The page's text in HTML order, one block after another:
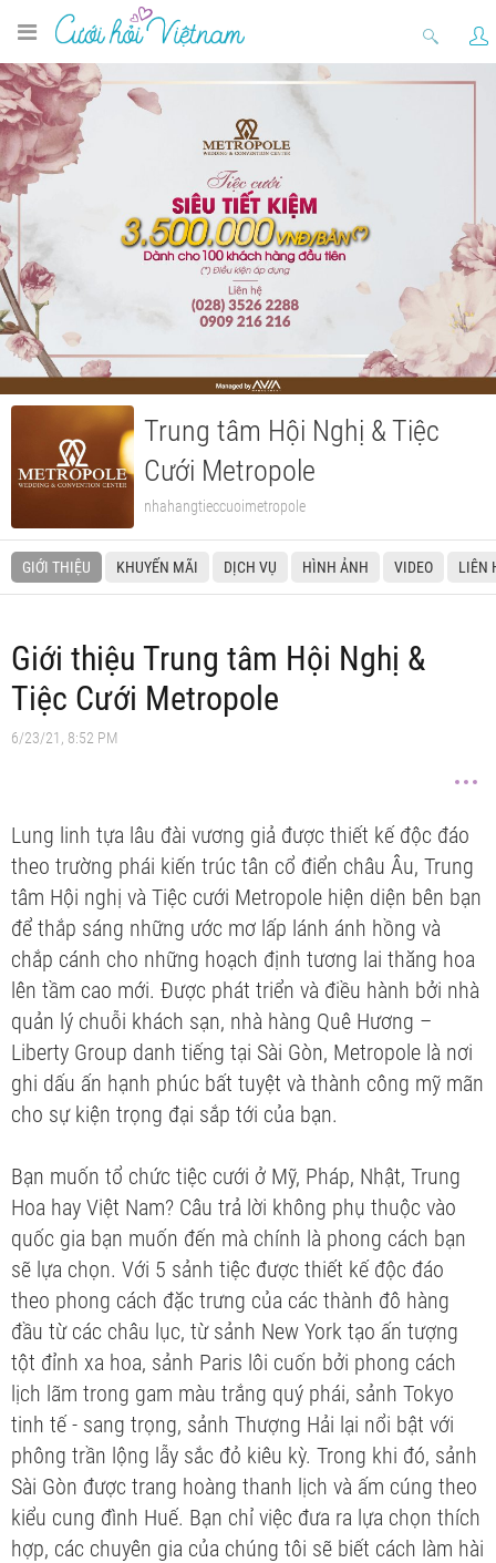
Trung tâm Hội Nghị & Tiệc
Cưới Metropole
nhahangtieccuoimetropole
GIỚI THIỆU KHUYẾN MÃI DỊCH VỤ HÌNH ẢNH VIDEO LIÊN
Giới thiệu Trung tâm Hội Nghị &
Tiệc Cưới Metropole
6/23/21, 8:52 PM
Lung linh tựa lâu đài vương giả được thiết kế độc đáo
theo trường phái kiến trúc tân cổ điển châu Âu, Trung
tâm Hội nghị và Tiệc cưới Metropole hiện diện bên bạn
để thắp sáng những ước mơ lấp lánh ánh hồng và
chắp cánh cho những hoạch định tương lai thăng hoa
lên tầm cao mới. Được phát triển và điều hành bởi nhà
quản lý chuỗi khách sạn, nhà hàng Quê Hương –
Liberty Group danh tiếng tại Sài Gòn, Metropole là nơi
ghi dấu ấn hạnh phúc bất tuyệt và thành công mỹ mãn
cho sự kiện trọng đại sắp tới của bạn.
Bạn muốn tổ chức tiệc cưới ở Mỹ, Pháp, Nhật, Trung
Hoa hay Việt Nam? Câu trả lời không phụ thuộc vào
quốc gia bạn muốn đến mà chính là phong cách bạn
sẽ lựa chọn. Với 5 sảnh tiệc được thiết kế độc đáo
theo phong cách đặc trưng của các thành đô hàng
đầu từ các châu lục, từ sảnh New York tạo ấn tượng
tột đỉnh xa hoa, sảnh Paris lôi cuốn bởi phong cách
lịch lãm trong gam màu trắng quý phái, sảnh Tokyo
tinh tế - sang trọng, sảnh Thượng Hải lại nổi bật với
phông trần lộng lẫy sắc đỏ kiêu kỳ. Trong khi đó, sảnh
Sài Gòn được trang hoàng thanh lịch và ấm cúng theo
kiểu cung đình Huế. Bạn chỉ việc đưa ra lựa chọn thích
hợp, các chuyên gia của chúng tôi sẽ biết cách làm hài